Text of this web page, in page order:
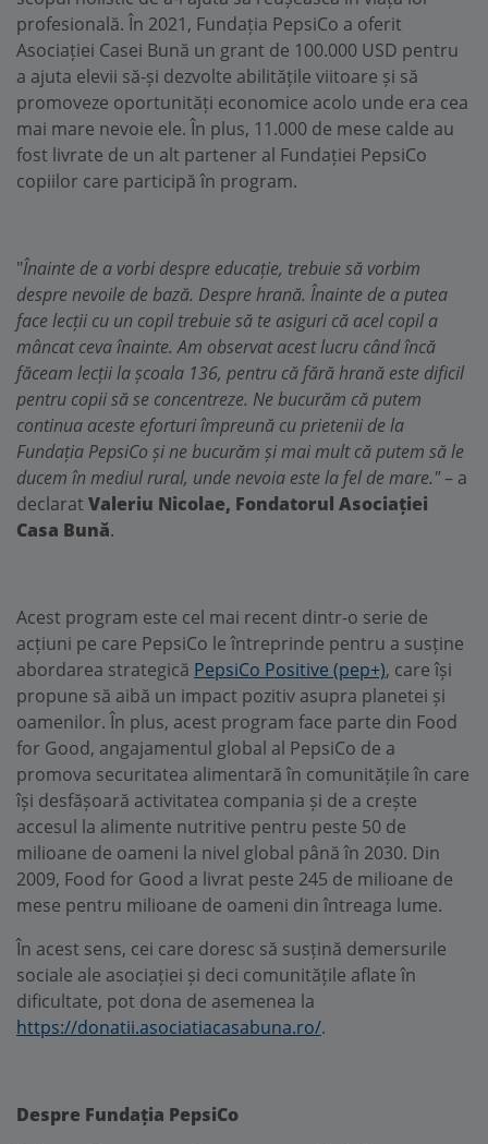
profesională. În 2021, Fundația PepsiCo a oferit
Asociației Casei Bună un grant de 100.000 USD pentru
a ajuta elevii să-și dezvolte abilitățile viitoare și să
promoveze oportunități economice acolo unde era cea
mai mare nevoie ele. În plus, 11.000 de mese calde au
fost livrate de un alt partener al Fundației PepsiCo
copiilor care participă în program.
"Înainte de a vorbi despre educație, trebuie să vorbim
despre nevoile de bază. Despre hrană. Înainte de a putea
face lecții cu un copil trebuie să te asiguri că acel copil a
mâncat ceva înainte. Am observat acest lucru când încă
făceam lecții la școala 136, pentru că fără hrană este dificil
pentru copii să se concentreze. Ne bucurăm că putem
continua aceste eforturi împreună cu prietenii de la
Fundația PepsiCo și ne bucurăm și mai mult că putem să le
ducem în mediul rural, unde nevoia este la fel de mare."– a
declarat Valeriu Nicolae, Fondatorul Asociației
Casa Bună.
Acest program este cel mai recent dintr-o serie de
acțiuni pe care PepsiCo le întreprinde pentru a susține
abordarea strategică PepsiCo Positive (pep+), care își
propune să aibă un impact pozitiv asupra planetei și
oamenilor. În plus, acest program face parte din Food
for Good, angajamentul global al PepsiCo de a
promova securitatea alimentară în comunitățile în care
își desfășoară activitatea compania și de a crește
accesul la alimente nutritive pentru peste 50 de
milioane de oameni la nivel global până în 2030. Din
2009, Food for Good a livrat peste 245 de milioane de
mese pentru milioane de oameni din întreaga lume.
În acest sens, cei care doresc să susțină demersurile
sociale ale asociației și deci comunitățile aflate în
dificultate, pot dona de asemenea la
https://donatii.asociatiacasabuna.ro/.
Despre Fundația PepsiCo